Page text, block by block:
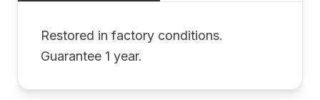
Restored in factory conditions.
Guarantee 1 year.